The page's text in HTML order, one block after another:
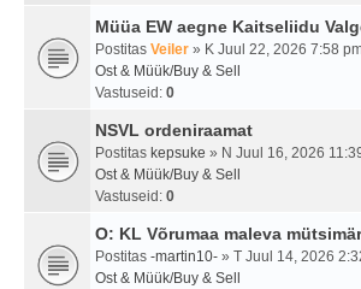
Müüa EW aegne Kaitseliidu
Postitas Veiler » K Juul 22, 2026 7:58
Ost & Müük/Buy & Sell
Vastuseid: 0
NSVL ordeniraamat
Postitas kepsuke » N Juul 16, 2026
Ost & Müük/Buy & Sell
Vastuseid: 0
O: KL Võrumaa maleva
Postitas -martin10- » T Juul 14, 2026
Ost & Müük/Buy & Sell